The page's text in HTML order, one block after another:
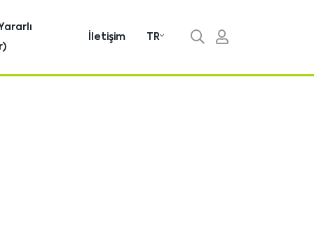
İletişim TR